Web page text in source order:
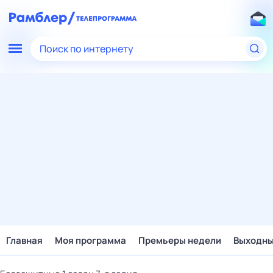
Поиск по интернету
Главная Моя программа Премьеры недели